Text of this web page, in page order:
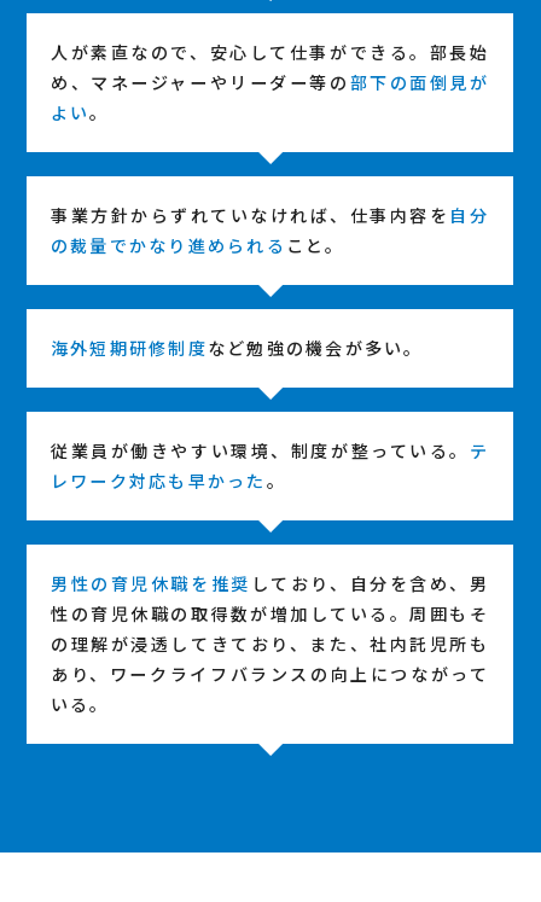
人が素直なので、安心して仕事ができる。部長始
め、マネージャーやリーダー等の 部下の面倒見が
よい。
事業方針からずれていなければ、仕事内容を 自分
の裁量でかなり進められる こと。
海外短期研修制度など勉強の機会が多い。
従業員が働きやすい環境、制度が整っている。 テ
レワーク対応も早かった。
男性の育児休職を推奨 しており、自分を含め、男
性の育児休職の取得数が増加している。周囲もそ
の理解が浸透してきており、また、社内託児所も
あり、ワークライフバランスの向上につながって
いる。